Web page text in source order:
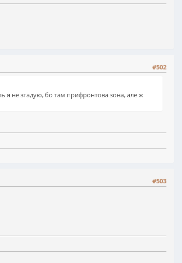
#502
я не згадую, бо там прифронтова зона, але ж
#503